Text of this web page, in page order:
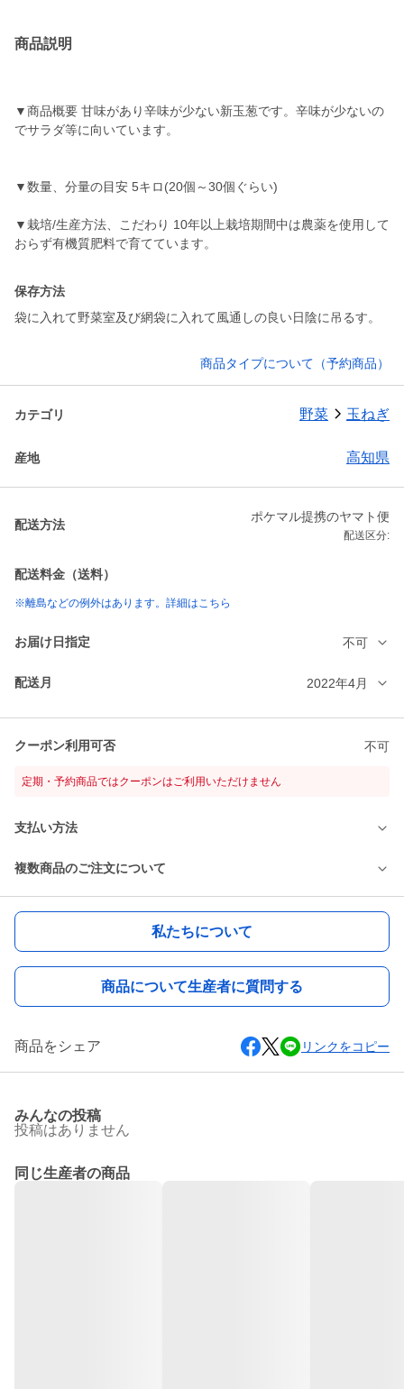
商品説明
▼商品概要 甘味があり辛味が少ない新玉葱です。辛味が少ないの
でサラダ等に向いています。
▼数量、分量の目安 5キロ(20個～30個ぐらい)
▼栽培/生産方法、こだわり 10年以上栽培期間中は農薬を使用して
保存方法
袋に入れて野菜室及び網袋に入れて風通しの良い日陰に吊るす。
商品タイプについて（予約商品）
カテゴリ 野菜 玉ねぎ
産地 高知県
配送方法
ポケマル提携のヤマト便
配送区分:
配送料金（送料）
※離島などの例外はあります。詳細はこちら
お届け日指定 不可
配送月 2022年4月
クーポン利用可否 不可
定期・予約商品ではクーポンはご利用いただけません
支払い方法
複数商品のご注文について
私たちについて
商品について生産者に質問する
商品をシェア リンクをコピー
みんなの投稿
投稿はありません
同じ生産者の商品